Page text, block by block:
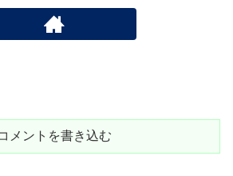
メントを書き込む